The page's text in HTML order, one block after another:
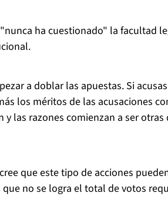
ha cuestionado" la facultad
a doblar las apuestas. Si
los méritos de las acusaciones
y las razones comienzan a ser
que este tipo de acciones
que no se logra el total de votos